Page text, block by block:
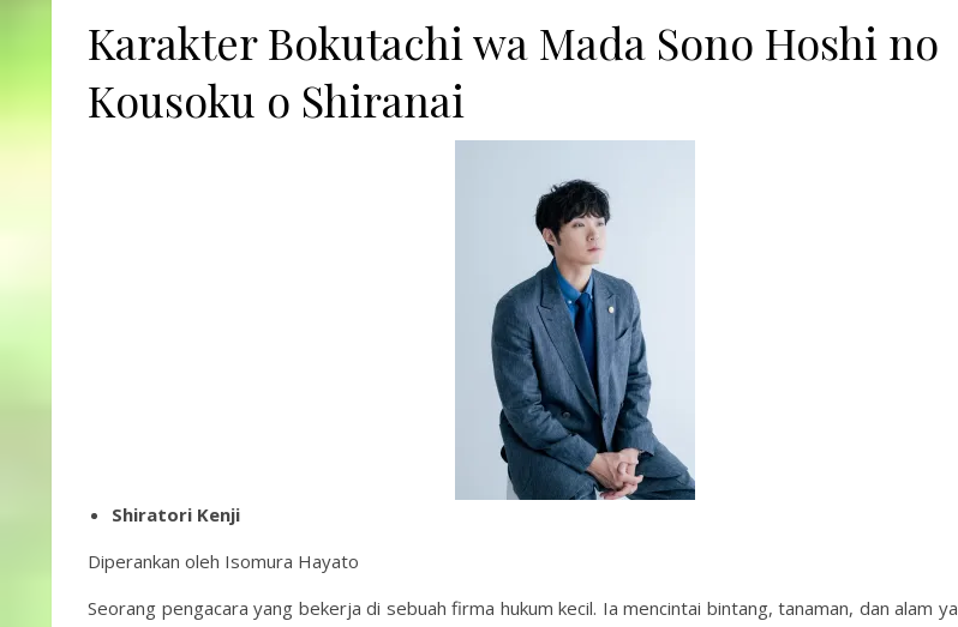
Karakter Bokutachi wa Mada Sono Hoshi no
Kousoku o Shiranai
Shiratori Kenji
Diperankan oleh Isomura Hayato
Seorang pengacara yang bekerja di sebuah firma hukum kecil. Ia mencintai bintang, tanaman, dan alam